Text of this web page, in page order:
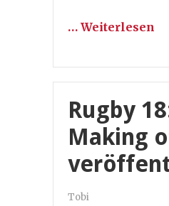
… Weiterlesen
Rugby
Making
Tobi